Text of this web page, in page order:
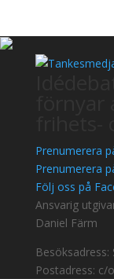
Prenumerera
Prenumerera
Följ oss på
Ansvarig
Daniel Färm
Besöksadress:
Postadress: c/